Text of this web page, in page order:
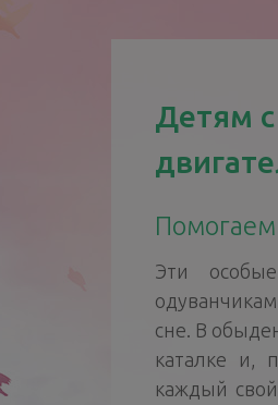
Детям
Помогаем
Эти
сне. В
каталке и,
каждый